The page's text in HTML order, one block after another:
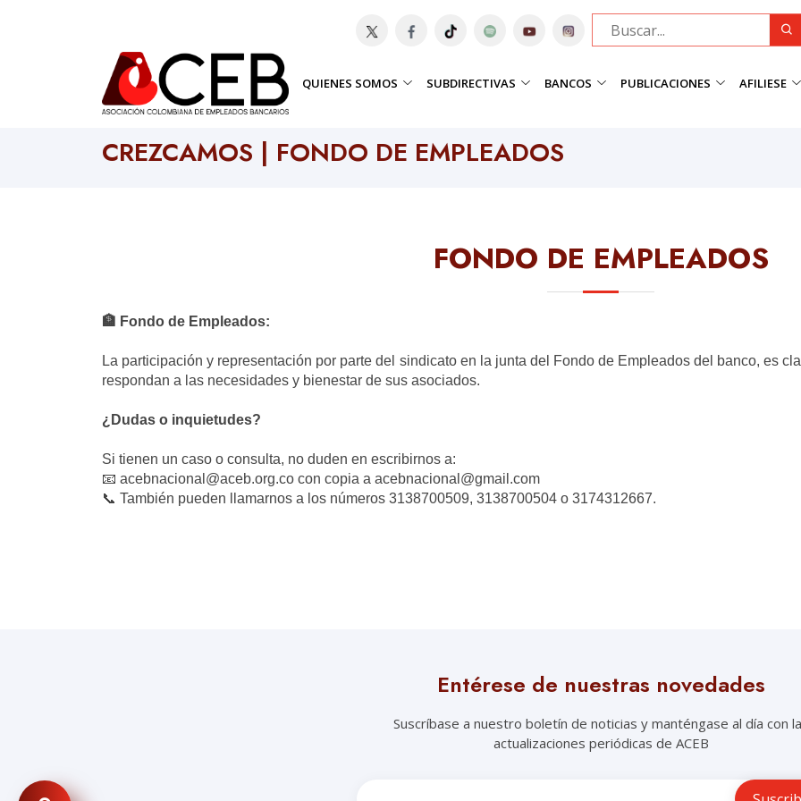
QUIENES SOMOS SUBDIRECTIVAS BANCOS PUBLICACIONES AFILIESE
Home Bancos
CREZCAMOS | FONDO DE EMPLEADOS
FONDO DE EMPLEADOS
🏦 Fondo de Empleados:
La participación y representación por parte del sindicato en la junta del Fondo de Empleados del banco, es
respondan a las necesidades y bienestar de sus asociados.
¿Dudas o inquietudes?
Si tienen un caso o consulta, no duden en escribirnos a:
📧 acebnacional@aceb.org.co con copia a acebnacional@gmail.com
📞 También pueden llamarnos a los números 3138700509, 3138700504 o 3174312667.
Entérese de nuestras novedades
Suscríbase a nuestro boletín de noticias y manténgase al día con
actualizaciones periódicas de ACEB